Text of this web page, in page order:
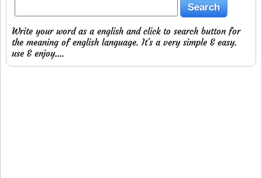
Write your word as a english and click to search button for
the meaning of english language. It's a very simple & easy.
use & enjoy....